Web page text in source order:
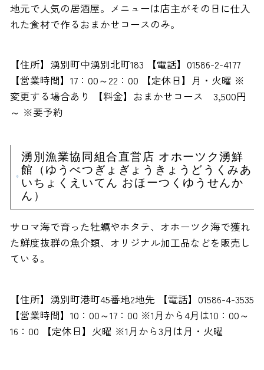
地元で人気の居酒屋。メニューは店主がその日に仕入
れた食材で作るおまかせコースのみ。
【住所】湧別町中湧別北町183 【電話】01586-2-4177
【営業時間】17：00～22：00 【定休日】月・火曜 ※
変更する場合あり 【料金】おまかせコース 3,500円
～ ※要予約
湧別漁業協同組合直営店 オホーツク湧鮮
館（ゆうべつぎょぎょうきょうどうくみあ
いちょくえいてん おほーつくゆうせんか
ん）
サロマ海で育った牡蠣やホタテ、オホーツク海で獲れ
た鮮度抜群の魚介類、オリジナル加工品などを販売し
ている。
【住所】湧別町港町45番地2地先 【電話】01586-4-3535
【営業時間】10：00～17：00 ※1月から4月は10：00～
16：00 【定休日】火曜 ※1月から3月は月・火曜